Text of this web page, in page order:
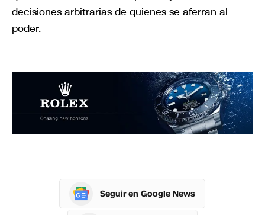
decisiones arbitrarias de quienes se aferran al
poder.
Seguir en Google News